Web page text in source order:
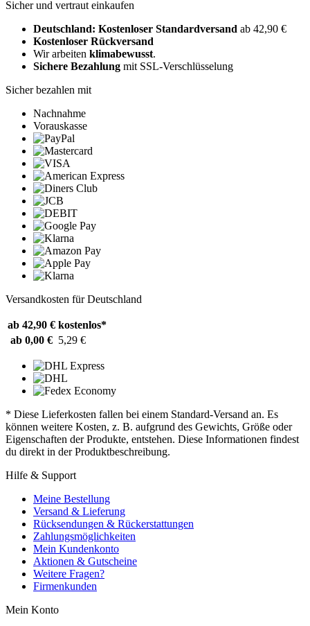
Sicher und vertraut einkaufen
Deutschland: Kostenloser Standardversand ab 42,90 €
Kostenloser Rückversand
Wir arbeiten klimabewusst.
Sichere Bezahlung mit SSL-Verschlüsselung
Sicher bezahlen mit
Nachnahme
Vorauskasse
Versandkosten für Deutschland
ab 42,90 € kostenlos*
ab 0,00 € 5,29 €
* Diese Lieferkosten fallen bei einem Standard-Versand an. Es
können weitere Kosten, z. B. aufgrund des Gewichts, Größe oder
Eigenschaften der Produkte, entstehen. Diese Informationen findest
du direkt in der Produktbeschreibung.
Hilfe & Support
Meine Bestellung
Versand & Lieferung
Rücksendungen & Rückerstattungen
Zahlungsmöglichkeiten
Mein Kundenkonto
Aktionen & Gutscheine
Weitere Fragen?
Firmenkunden
Mein Konto